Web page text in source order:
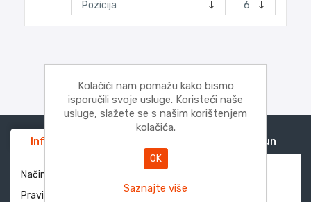
Informacije Moj račun
Način dostave i povrati
Pravila privatnosti
Kolačići nam pomažu kako bismo
isporučili svoje usluge. Koristeći naše
usluge, slažete se s našim korištenjem
kolačića.
OK
Saznajte više